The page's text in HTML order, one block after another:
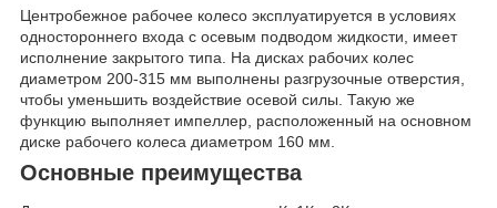
Центробежное рабочее колесо эксплуатируется в условиях
одностороннего входа с осевым подводом жидкости, имеет
исполнение закрытого типа. На дисках рабочих колес
диаметром 200-315 мм выполнены разгрузочные отверстия,
чтобы уменьшить воздействие осевой силы. Такую же
функцию выполняет импеллер, расположенный на основном
диске рабочего колеса диаметром 160 мм.
Основные преимущества